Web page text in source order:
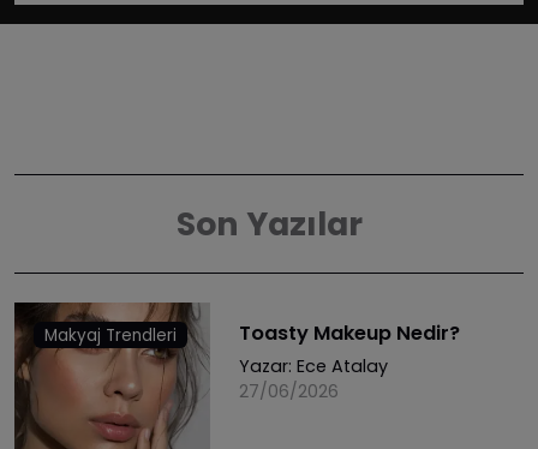
Son Yazılar
Makyaj Trendleri Toasty Makeup Nedir?
Yazar: Ece Atalay
27/06/2026